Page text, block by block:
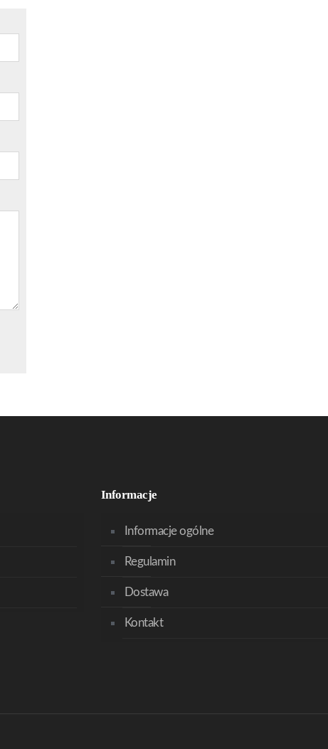
Informacje
Informacje ogólne
Regulamin
Dostawa
Kontakt